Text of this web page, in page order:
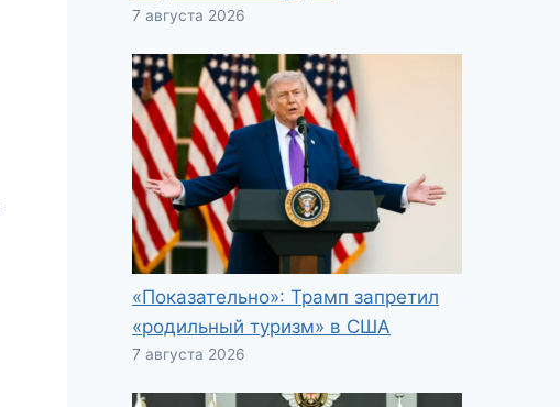
7 августа 2026
«Показательно»: Трамп запретил
«родильный туризм» в США
7 августа 2026